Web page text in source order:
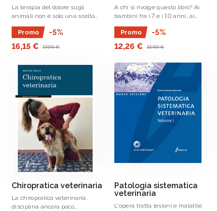
La terapia del dolore sugli
animali non è solo una scelta
etica ma una necessità
terapeutica nei soggetti in cui
la patologia sia associata al
dolore.
Promo
-5%
16,15 €
17,00 €
A chi si rivolge questo libro? Ai
bambini fra i 7 e i 10 anni, ai
genitori, a educatori e
insegnanti.
Promo
-5%
12,26 €
12,90 €
Chiropratica veterinaria
La chiropratica veterinaria,
disciplina ancora poco
Patologia sistematica
veterinaria
L'opera tratta lesioni e malattie